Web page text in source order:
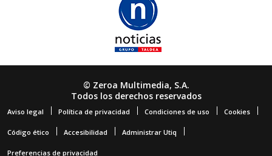
© Zeroa Multimedia, S.A.
Todos los derechos reservados
Aviso legal Política de privacidad Condiciones de uso Cookies
Código ético Accesibilidad Administrar Utiq
Preferencias de privacidad